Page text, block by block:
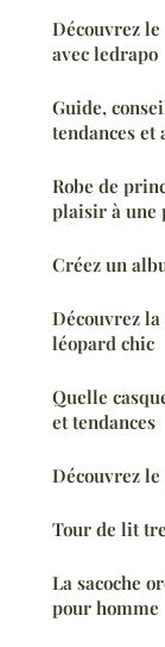
Découvrez
avec ledrapo
Guide,
tendances et
Robe de
plaisir à une
Créez un
Découvrez
léopard chic
Quelle
et tendances
Découvrez
Tour de lit
La sacoche
pour homme